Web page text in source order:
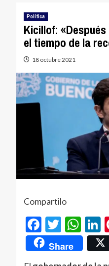
Política
Kicillof:
el tiempo de la
18 octubre 2021
Compartilo
Facebook
Share